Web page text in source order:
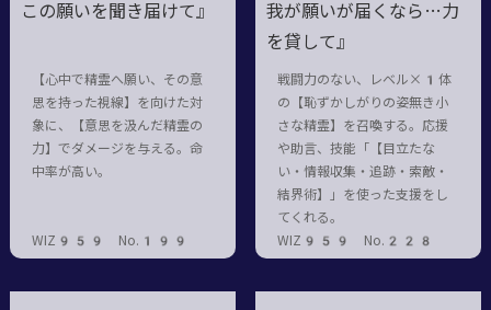
この願いを聞き届けて』
【心中で精霊へ願い、その意
思を持った視線】を向けた対
象に、【意思を汲んだ精霊の
力】でダメージを与える。命
中率が高い。
WIZ959 No.199
我が願いが届くなら…力
を貸して』
戦闘力のない、レベル×1体
の【恥ずかしがりの姿無き小
さな精霊】を召喚する。応援
や助言、技能「【目立たな
い・情報収集・追跡・索敵・
結界術】」を使った支援をし
てくれる。
WIZ959 No.228